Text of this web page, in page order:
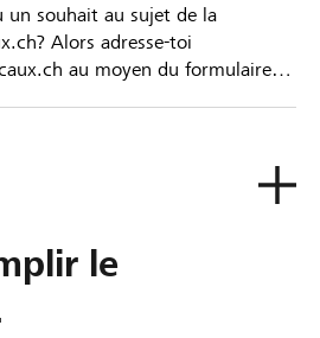
un souhait au sujet de la
Alors adresse-toi
au moyen du formulaire
le